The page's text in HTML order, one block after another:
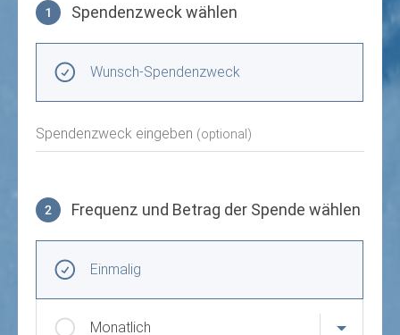
1 Spendenzweck wählen
Wunsch-Spendenzweck
Spendenzweck eingeben (optional)
2 Frequenz und Betrag der Spende wählen
Einmalig
Monatlich